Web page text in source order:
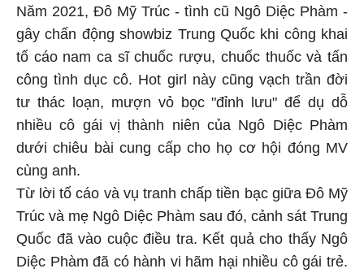
Năm 2021, Đô Mỹ Trúc - tình cũ Ngô Diệc Phàm -
gây chấn động showbiz Trung Quốc khi công khai
tố cáo nam ca sĩ chuốc rượu, chuốc thuốc và tấn
công tình dục cô. Hot girl này cũng vạch trần đời
tư thác loạn, mượn vỏ bọc "đỉnh lưu" để dụ dỗ
nhiều cô gái vị thành niên của Ngô Diệc Phàm
dưới chiêu bài cung cấp cho họ cơ hội đóng MV
cùng anh.
Từ lời tố cáo và vụ tranh chấp tiền bạc giữa Đô Mỹ
Trúc và mẹ Ngô Diệc Phàm sau đó, cảnh sát Trung
Quốc đã vào cuộc điều tra. Kết quả cho thấy Ngô
Diệc Phàm đã có hành vi hãm hại nhiều cô gái trẻ.